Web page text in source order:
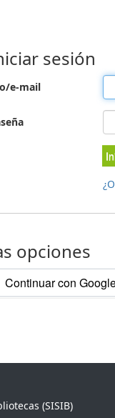
sesión
e-mail
opciones
Continuar con
(SISIB)